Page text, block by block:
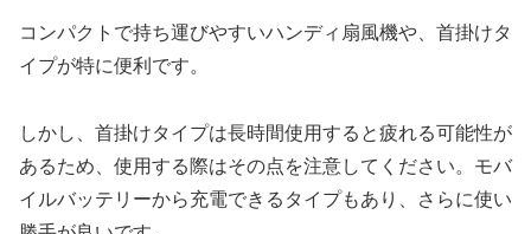
コンパクトで持ち運びやすいハンディ扇風機や、首掛けタ
イプが特に便利です。
しかし、首掛けタイプは長時間使用すると疲れる可能性が
あるため、使用する際はその点を注意してください。モバ
イルバッテリーから充電できるタイプもあり、さらに使い